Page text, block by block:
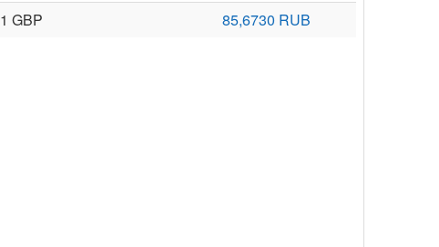
1 GBP 85,6730 RUB